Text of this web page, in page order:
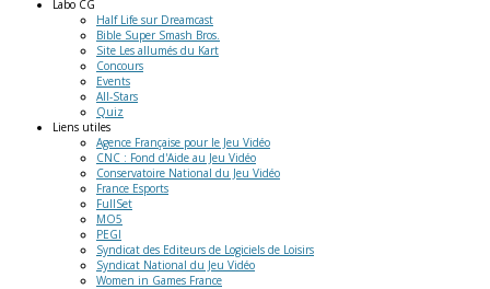
Labo CG
Half Life sur Dreamcast
Bible Super Smash Bros.
Site Les allumés du Kart
Concours
Events
All-Stars
Quiz
Liens utiles
Agence Française pour le Jeu Vidéo
CNC : Fond d'Aide au Jeu Vidéo
Conservatoire National du Jeu Vidéo
France Esports
FullSet
MO5
PEGI
Syndicat des Editeurs de Logiciels de Loisirs
Syndicat National du Jeu Vidéo
Women in Games France